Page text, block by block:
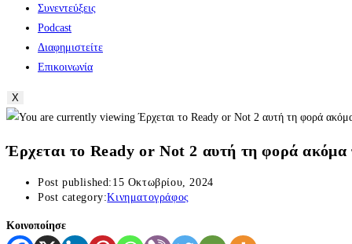
Συνεντεύξεις
Podcast
Διαφημιστείτε
Επικοινωνία
X
Έρχεται το Ready or Not 2 αυτή τη φορά ακόμα
Post published: 15 Οκτωβρίου, 2024
Post category:Κινηματογράφος
Κοινοποίησε